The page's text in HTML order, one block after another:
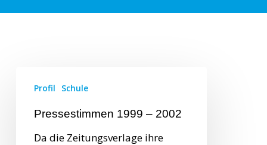
Profil Schule
Pressestimmen 1999 – 2002
Da die Zeitungsverlage ihre